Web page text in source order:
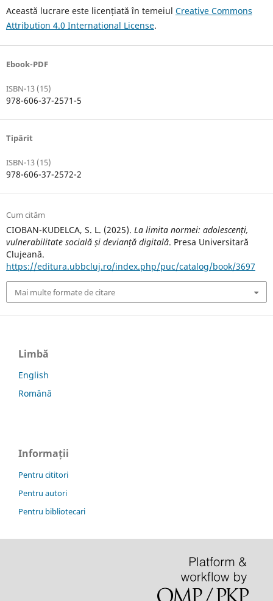
Această lucrare este licențiată în temeiul Creative Commons
Attribution 4.0 International License.
Ebook-PDF
ISBN-13 (15)
978-606-37-2571-5
Tipărit
ISBN-13 (15)
978-606-37-2572-2
Cum cităm
CIOBAN-KUDELCA, S. L. (2025). La limita normei: adolescenți,
vulnerabilitate socială și devianță digitală. Presa Universitară
Clujeană.
https://editura.ubbcluj.ro/index.php/puc/catalog/book/3697
Mai multe formate de citare
Limbă
English
Română
Informații
Pentru cititori
Pentru autori
Pentru bibliotecari